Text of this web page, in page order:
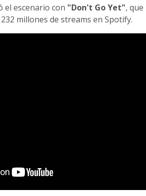
el escenario con "Don't Go Yet",
millones de streams en Spotify.